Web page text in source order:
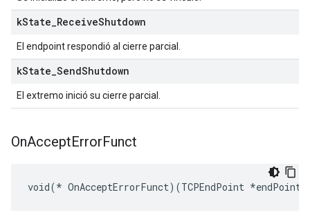
kState ReceiveShutdown
El endpoint respondió al cierre parcial.
kState SendShutdown
El extremo inició su cierre parcial.
OnAcceptErrorFunct
void(* OnAcceptErrorFunct)(TCPEndPoint *endPoint,